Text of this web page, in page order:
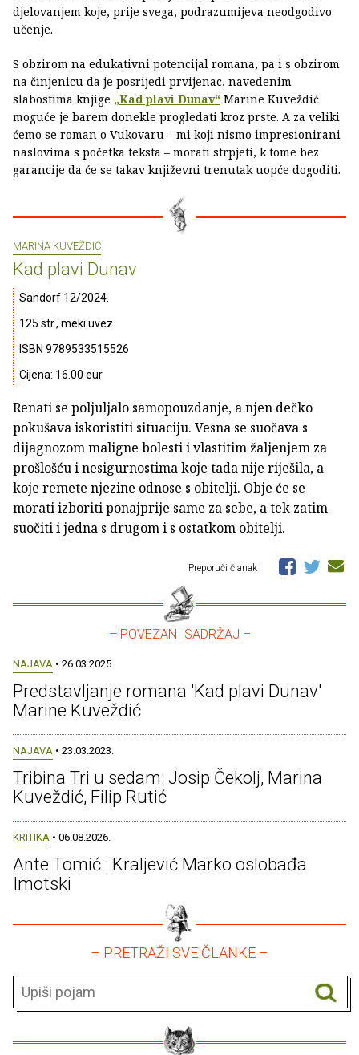
djelovanjem koje, prije svega, podrazumijeva neodgodivo
učenje.
S obzirom na edukativni potencijal romana, pa i s obzirom
na činjenicu da je posrijedi prvijenac, navedenim
slabostima knjige „Kad plavi Dunav“ Marine Kuveždić
moguće je barem donekle progledati kroz prste. A za veliki
ćemo se roman o Vukovaru – mi koji nismo impresionirani
naslovima s početka teksta – morati strpjeti, k tome bez
garancije da će se takav književni trenutak uopće dogoditi.
MARINA KUVEŽDIĆ
Kad plavi Dunav
Sandorf 12/2024.
125 str., meki uvez
ISBN 9789533515526
Cijena: 16.00 eur
Renati se poljuljalo samopouzdanje, a njen dečko
pokušava iskoristiti situaciju. Vesna se suočava s
dijagnozom maligne bolesti i vlastitim žaljenjem za
prošlošću i nesigurnostima koje tada nije riješila, a
koje remete njezine odnose s obitelji. Obje će se
morati izboriti ponajprije same za sebe, a tek zatim
suočiti i jedna s drugom i s ostatkom obitelji.
Preporuči članak
– POVEZANI SADRŽAJ –
NAJAVA • 26.03.2025.
Predstavljanje romana 'Kad plavi Dunav'
Marine Kuveždić
NAJAVA • 23.03.2023.
Tribina Tri u sedam: Josip Čekolj, Marina
Kuveždić, Filip Rutić
KRITIKA • 06.08.2026.
Ante Tomić : Kraljević Marko oslobađa
Imotski
– PRETRAŽI SVE ČLANKE –